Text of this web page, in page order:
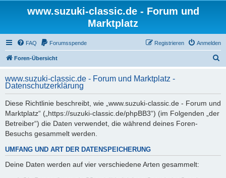
www.suzuki-classic.de - Forum und
Marktplatz
FAQ Forumsspende Anmelden
Registrieren
Foren-Übersicht
h
www.suzuki-classic.de - Forum und Marktplatz -
Datenschutzerklärung
Diese Richtlinie beschreibt, wie „www.suzuki-classic.de - Forum und
Marktplatz“ („https://suzuki-classic.de/phpBB3“) (im Folgenden „der
Betreiber“) die Daten verwendet, die während deines Foren-
Besuchs gesammelt werden.
UMFANG UND ART DER DATENSPEICHERUNG
Deine Daten werden auf vier verschiedene Arten gesammelt: